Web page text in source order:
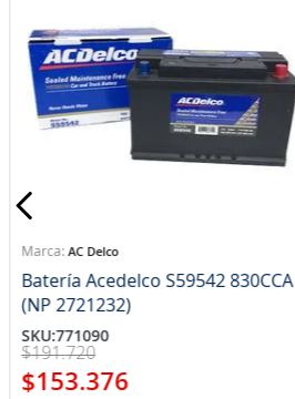
AC Delco
Batería Acedelco S59542 830CCA
(NP 2721232)
SKU:771090
$191.720
$153.376